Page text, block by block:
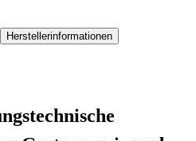
Herstellerinformationen